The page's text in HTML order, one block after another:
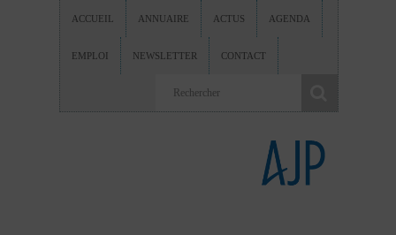
ACCUEIL ANNUAIRE ACTUS AGENDA
EMPLOI NEWSLETTER CONTACT